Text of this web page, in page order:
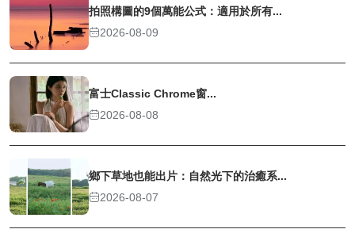
拍照構圖的9個萬能公式：適用於所有...
2026-08-09
富士Classic Chrome窗...
2026-08-08
鄉下草地也能出片：自然光下的治癒系...
2026-08-07